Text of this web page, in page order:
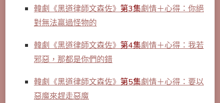
韓劇《黑道律師文森佐》 第3集劇情＋心得：你絕
對無法贏過怪物的
韓劇《黑道律師文森佐》 第4集劇情＋心得：我若
邪惡，那都是你們的錯
韓劇《黑道律師文森佐》 第5集劇情＋心得：要以
惡魔來趕走惡魔